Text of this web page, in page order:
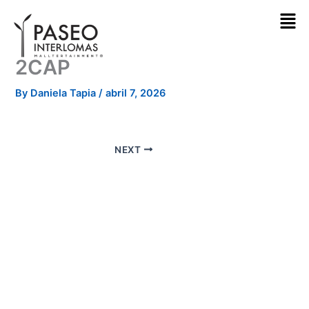
content
2CAP
By Daniela Tapia/abril 7, 2026
NEXT